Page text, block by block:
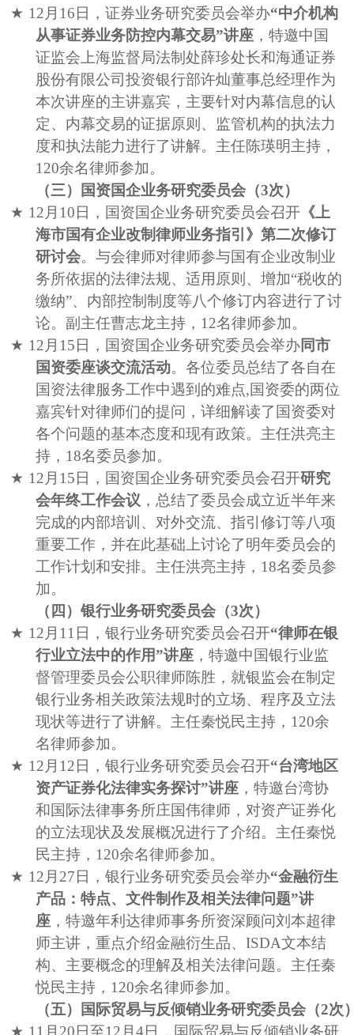
★ 12 月 16 日，证券业务研究委员会举办“中介机构
从事证券业务防控内幕交易”讲座 ，特邀中国
证监会上海监督局法制处薛珍处长和海通证券
股份有限公司投资银行部许灿董事总经理作为
本次讲座的主讲嘉宾，主要针对内幕信息的认
定、内幕交易的证据原则、监管机构的执法力
度和执法能力进行了讲解。主任陈瑛明主持，
120余名律师参加。
（三）国资国企业务研究委员会（3次）
★ 12 月 10 日，国资国企业务研究委员会召开 《上
海市国有企业改制律师业务指引》第二次修订
研讨会。与会律师对律师参与国有企业改制业
务所依据的法律法规、适用原则、增加“税收的
缴纳”、内部控制制度等八个修订内容进行了讨
论。副主任曹志龙主持， 12名律师参加。
★ 12 月 15 日，国资国企业务研究委员会举办同市
国资委座谈交流活动。各位委员总结了各自在
国资法律服务工作中遇到的难点,国资委的两位
嘉宾针对律师们的提问，详细解读了国资委对
各个问题的基本态度和现有政策。 主任洪亮主
持， 18名委员参加。
★ 12 月 15 日，国资国企业务研究委员会召开研究
会年终工作会议 ，总结了委员会成立近半年来
完成的内部培训、对外交流、指引修订等八项
重要工作，并在此基础上讨论了明年委员会的
工作计划和安排。 主任洪亮主持， 18名委员参
加。
（四）银行业务研究委员会（3次）
★ 12 月 11 日，银行业务研究委员会召开“律师在银
行业立法中的作用”讲座 ，特邀中国银行业监
督管理委员会公职律师陈胜，就银监会在制定
银行业务相关政策法规时的立场、程序及立法
现状等进行了讲解。主任秦悦民主持， 120余
名律师参加。
★ 12 月 12 日，银行业务研究委员会召开“台湾地区
资产证券化法律实务探讨”讲座 ，特邀台湾协
和国际法律事务所庄国伟律师，对资产证券化
的立法现状及发展概况进行了介绍。主任秦悦
民主持， 120余名律师参加。
★ 12 月 27 日，银行业务研究委员会举办“金融衍生
产品：特点、文件制作及相关法律问题”讲
座 ，特邀年利达律师事务所资深顾问刘本超律
师主讲，重点介绍金融衍生品、ISDA文本结
构、主要概念的理解及相关法律问题。主任秦
悦民主持， 120余名律师参加。
（五）国际贸易与反倾销业务研究委员会（2次
★ 11 月 20 日至12 月4日，国际贸易与反倾销业务研